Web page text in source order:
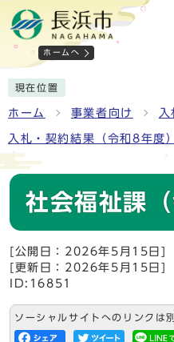
ホームへ
現在位置
ホーム 事業者向け 入
入札・契約結果（令和8年度）
社会福祉課
[公開日：2026年5月15日]
[更新日：2026年5月15日]
ID:16851
ソーシャルサイトへのリンクは